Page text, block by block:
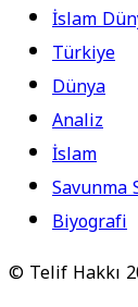
İslam
Türkiye
Dünya
Analiz
İslam
Savunma
Biyografi
© Telif Hakkı